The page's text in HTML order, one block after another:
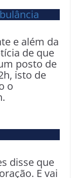
e além da
de que
posto de
isto de
o
disse que
E vai